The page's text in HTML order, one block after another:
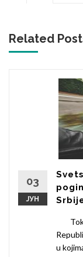
Related
03
ЈУН
u